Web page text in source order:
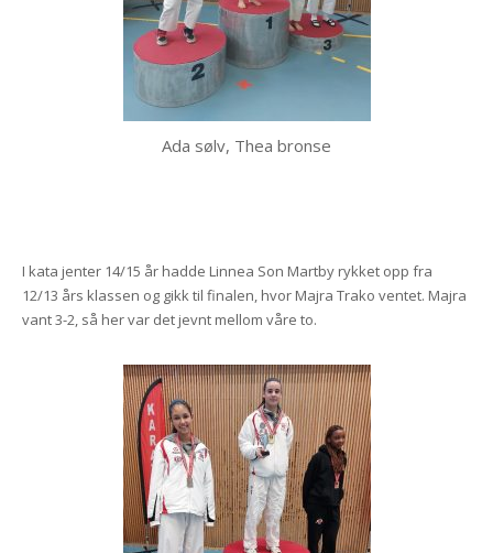
Ada sølv, Thea bronse
I kata jenter 14/15 år hadde Linnea Son Martby rykket opp fra
12/13 års klassen og gikk til finalen, hvor Majra Trako ventet. Majra
vant 3-2, så her var det jevnt mellom våre to.